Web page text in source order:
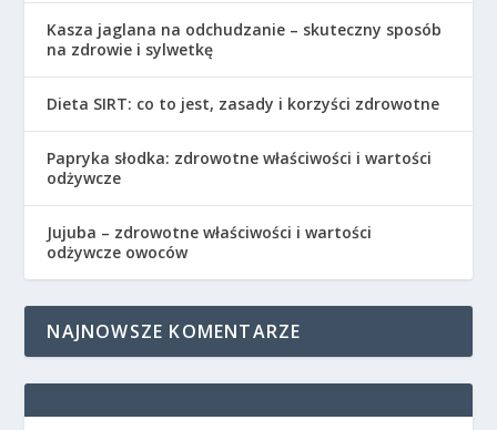
Kasza jaglana na odchudzanie – skuteczny sposób
na zdrowie i sylwetkę
Dieta SIRT: co to jest, zasady i korzyści zdrowotne
Papryka słodka: zdrowotne właściwości i wartości
odżywcze
Jujuba – zdrowotne właściwości i wartości
odżywcze owoców
NAJNOWSZE KOMENTARZE